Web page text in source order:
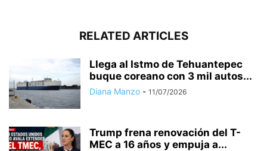
RELATED ARTICLES
Llega al Istmo de Tehuantepec
buque coreano con 3 mil autos...
Diana Manzo - 11/07/2026
Trump frena renovación del T-
MEC a 16 años y empuja a...